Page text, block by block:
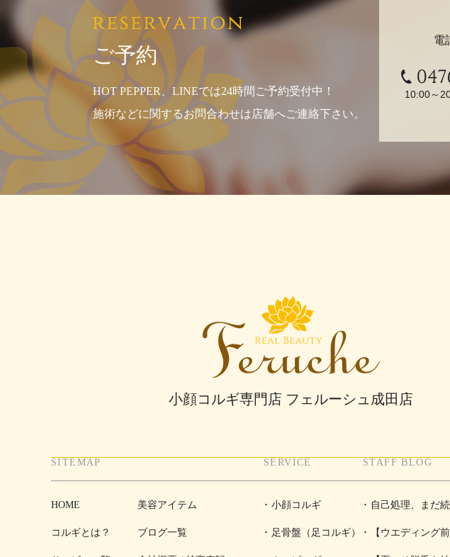
ご予約
HOT PEPPER、LINEでは24時間ご予約受付中！
施術などに関するお問合わせは店舗へご連絡下さい。
電
10:00～
小顔コルギ専門店 フェルーシュ成田店
SITEMAP
HOME
コルギとは？
美容アイテム
ブログ一覧
SERVICE
小顔コルギ
足骨盤（足コルギ）
STAFF BLOG
自己処理、まだ
こそ脱毛を始める
【ウエディング